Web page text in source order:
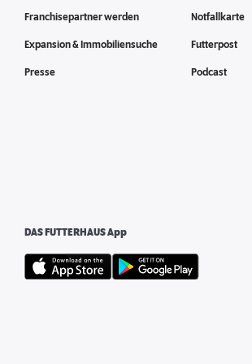
Franchisepartner werden
Expansion & Immobiliensuche
Presse
Notfallkarte
Futterpost
Podcast
DAS FUTTERHAUS App